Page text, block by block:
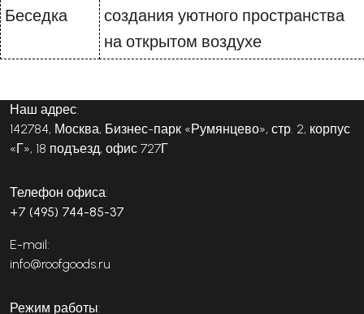
Беседка
создания уютного пространства
на открытом воздухе
Наш адрес:
142784, Москва, Бизнес-парк «Румянцево», стр. 2, корпус
«Г», 18 подъезд, офис 727Г
Телефон офиса:
+7 (495) 744-85-37
E-mail:
info@roofgoods.ru
Режим работы: